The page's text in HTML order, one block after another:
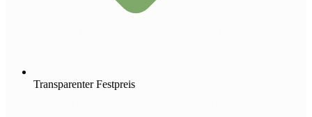
Transparenter Festpreis